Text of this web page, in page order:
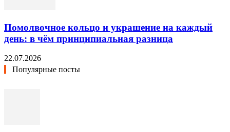
Помолвочное кольцо и украшение на каждый
день: в чём принципиальная разница
22.07.2026
Популярные посты